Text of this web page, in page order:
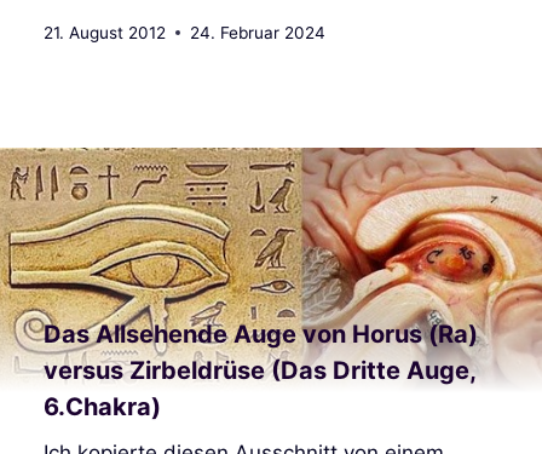
21. August 2012 24. Februar 2024
Das Allsehende Auge von Horus (Ra)
versus Zirbeldrüse (Das Dritte Auge,
6.Chakra)